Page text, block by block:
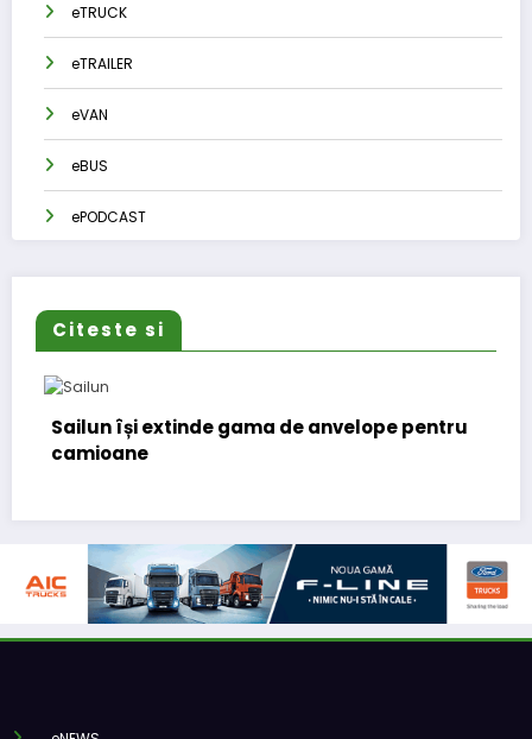
eTRUCK
eTRAILER
eVAN
eBUS
ePODCAST
Citeste si
își extinde gama de anvelope pentru
Lars